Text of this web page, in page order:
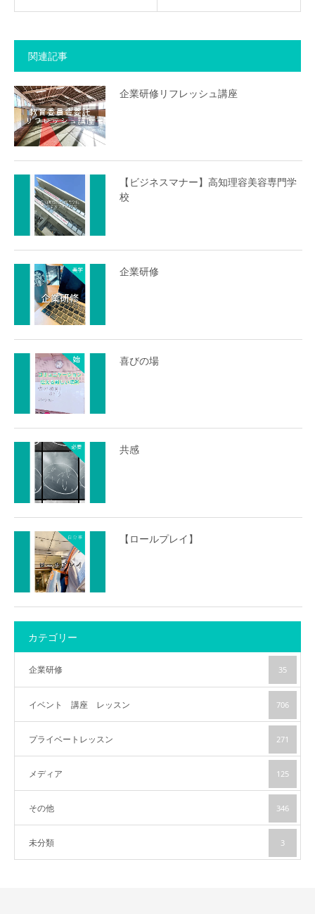
関連記事
企業研修リフレッシュ講座
【ビジネスマナー】高知理容美容専門学
校
企業研修
喜びの場
共感
【ロールプレイ】
カテゴリー
企業研修 35
イベント 講座 レッスン 706
プライベートレッスン 271
メディア 125
その他 346
未分類 3